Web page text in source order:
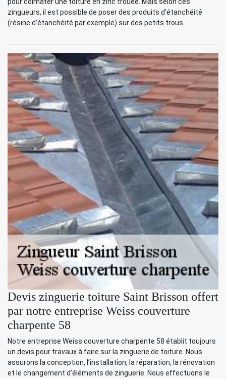
zingueurs, il est possible de poser des produits d’étanchéité
(résine d’étanchéité par exemple) sur des petits trous.
Devis zinguerie toiture Saint Brisson offert
par notre entreprise Weiss couverture
charpente 58
Notre entreprise Weiss couverture charpente 58 établit toujours
un devis pour travaux à faire sur la zinguerie de toiture. Nous
assurons la conception, l’installation, la réparation, la rénovation
et le changement d’éléments de zinguerie. Nous effectuons le